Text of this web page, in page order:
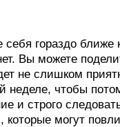
гораздо
Вы можете
не слишком
неделе, чтобы
и строго
могут